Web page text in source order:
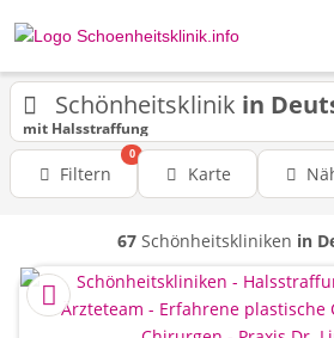
Schönheitsklinik in
mit Halsstraffung
Filtern
0
Karte
67Schönheitskliniken in